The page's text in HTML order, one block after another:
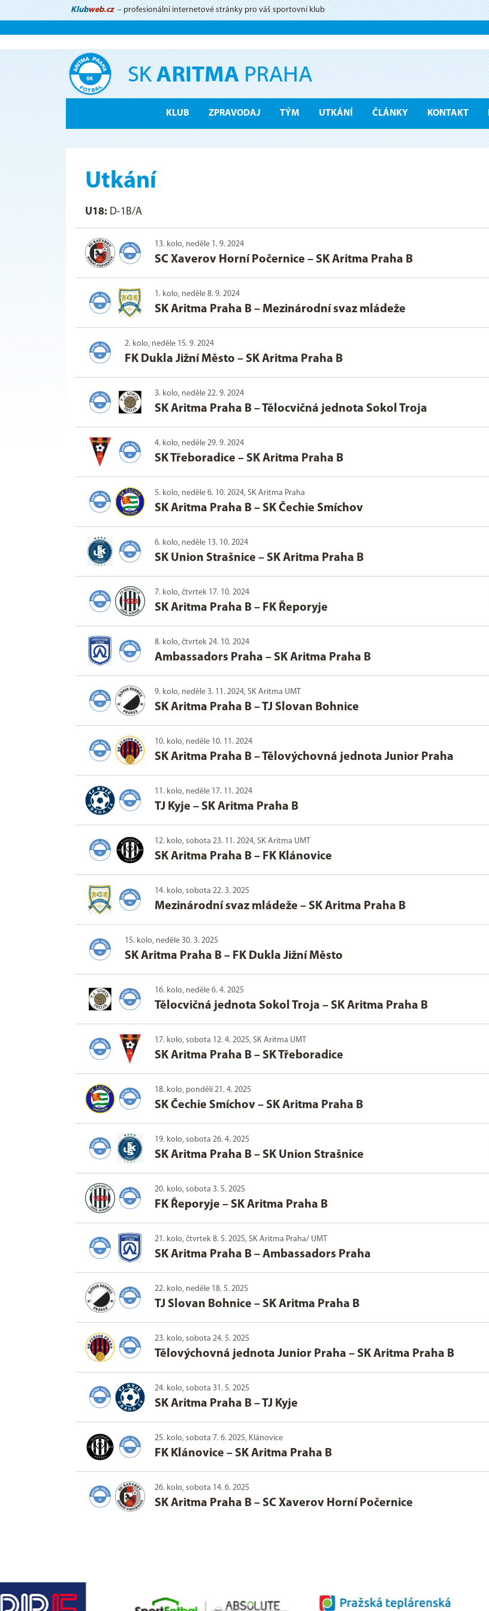
Klubweb.cz – profesionální internetové stránky pro váš sportovní klub
KLUB ZPRAVODAJ TÝM UTKÁNÍ ČLÁNKY KONTAKT
Utkání
U18: D-1B/A
13. kolo, neděle 1. 9. 2024
SC Xaverov Horní Počernice – SK Aritma Praha B
1. kolo, neděle 8. 9. 2024
SK Aritma Praha B – Mezinárodní svaz mládeže
2. kolo, neděle 15. 9. 2024
FK Dukla Jižní Město – SK Aritma Praha B
3. kolo, neděle 22. 9. 2024
SK Aritma Praha B –Tělocvičná jednota Sokol Troja
4. kolo, neděle 29. 9. 2024
SK Třeboradice – SK Aritma Praha B
5. kolo, neděle 6. 10. 2024, SK Aritma Praha
SK Aritma Praha B – SK Čechie Smíchov
6. kolo, neděle 13. 10. 2024
SK Union Strašnice – SK Aritma Praha B
7. kolo, čtvrtek 17. 10. 2024
SK Aritma Praha B – FK Řeporyje
8. kolo, čtvrtek 24. 10. 2024
Ambassadors Praha – SK Aritma Praha B
9. kolo, neděle 3. 11. 2024, SK Aritma UMT
SK Aritma Praha B –TJ Slovan Bohnice
10. kolo, neděle 10. 11. 2024
SK Aritma Praha B –Tělovýchovná jednota Junior Praha
11. kolo, neděle 17. 11. 2024
TJ Kyje – SK Aritma Praha B
12. kolo, sobota 23. 11. 2024, SK Aritma UMT
SK Aritma Praha B – FK Klánovice
14. kolo, sobota 22. 3. 2025
Mezinárodní svaz mládeže – SK Aritma Praha B
15. kolo, neděle 30. 3. 2025
SK Aritma Praha B – FK Dukla Jižní Město
16. kolo, neděle 6. 4. 2025
Tělocvičná jednota Sokol Troja – SK Aritma Praha B
17. kolo, sobota 12. 4. 2025, SK Aritma UMT
SK Aritma Praha B – SK Třeboradice
18. kolo, pondělí 21. 4. 2025
SK Čechie Smíchov – SK Aritma Praha B
19. kolo, sobota 26. 4. 2025
SK Aritma Praha B – SK Union Strašnice
20. kolo, sobota 3. 5. 2025
FK Řeporyje – SK Aritma Praha B
21. kolo, čtvrtek 8. 5. 2025, SK Aritma Praha/ UMT
SK Aritma Praha B – Ambassadors Praha
22. kolo, neděle 18. 5. 2025
TJ Slovan Bohnice – SK Aritma Praha B
23. kolo, sobota 24. 5. 2025
Tělovýchovná jednota Junior Praha – SK Aritma Praha B
24. kolo, sobota 31. 5. 2025
SK Aritma Praha B –TJ Kyje
25. kolo, sobota 7. 6. 2025, Klánovice
FK Klánovice – SK Aritma Praha B
26. kolo, sobota 14. 6. 2025
SK Aritma Praha B – SC Xaverov Horní Počernice